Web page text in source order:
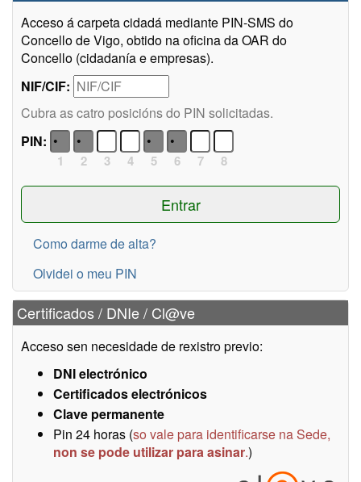
Acceso á carpeta cidadá mediante PIN-SMS do
Concello de Vigo, obtido na oficina da OAR do
Concello (cidadanía e empresas).
NIF/CIF:
Cubra as catro posicións do PIN solicitadas.
PIN:
1 2 3 4 5 6 7 8
Como darme de alta?
Olvidei o meu PIN
Certificados / DNIe / Cl@ve
Acceso sen necesidade de rexistro previo:
DNI electrónico
Certificados electrónicos
Clave permanente
Pin 24 horas (so vale para identificarse na Sede,
non se pode utilizar para asinar.)